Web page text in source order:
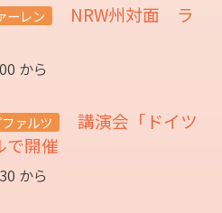
ーレン
NRW州対面 ラ
から
ァルツ
講演会「ドイツ
で開催
から